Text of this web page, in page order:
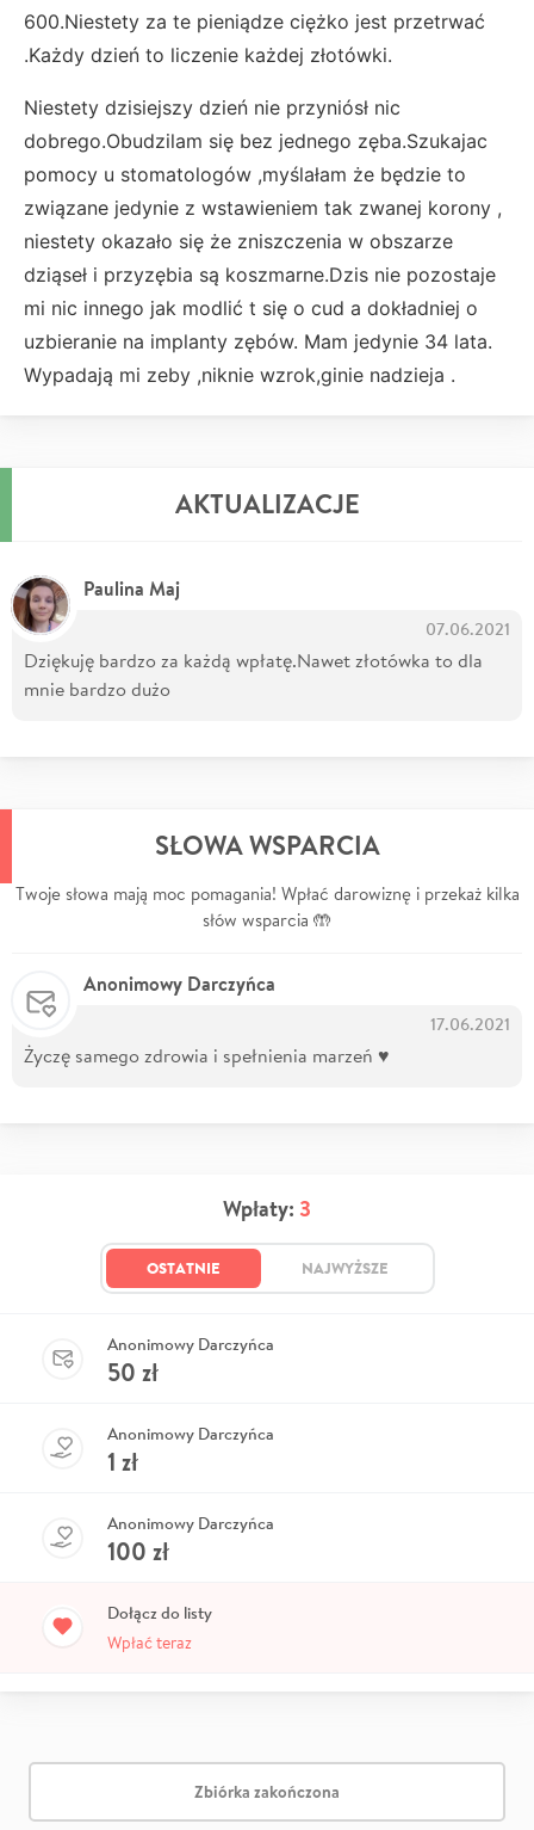
600.Niestety za te pieniądze ciężko jest przetrwać
.Każdy dzień to liczenie każdej złotówki.
Niestety dzisiejszy dzień nie przyniósł nic
dobrego.Obudzilam się bez jednego zęba.Szukajac
pomocy u stomatologów ,myślałam że będzie to
związane jedynie z wstawieniem tak zwanej korony ,
niestety okazało się że zniszczenia w obszarze
dziąseł i przyzębia są koszmarne.Dzis nie pozostaje
mi nic innego jak modlić t się o cud a dokładniej o
uzbieranie na implanty zębów. Mam jedynie 34 lata.
Wypadają mi zeby ,niknie wzrok,ginie nadzieja .
AKTUALIZACJE
Paulina Maj
07.06.2021
Dziękuję bardzo za każdą wpłatę.Nawet złotówka to dla
mnie bardzo dużo
SŁOWA WSPARCIA
Twoje słowa mają moc pomagania! Wpłać darowiznę i przekaż kilka
słów wsparcia 🤲
Anonimowy Darczyńca
17.06.2021
Życzę samego zdrowia i spełnienia marzeń ♥️
Wpłaty: 3
OSTATNIE NAJWYŻSZE
Anonimowy Darczyńca
50 zł
Anonimowy Darczyńca
1 zł
Anonimowy Darczyńca
100 zł
Dołącz do listy
Wpłać teraz
Zbiórka zakończona